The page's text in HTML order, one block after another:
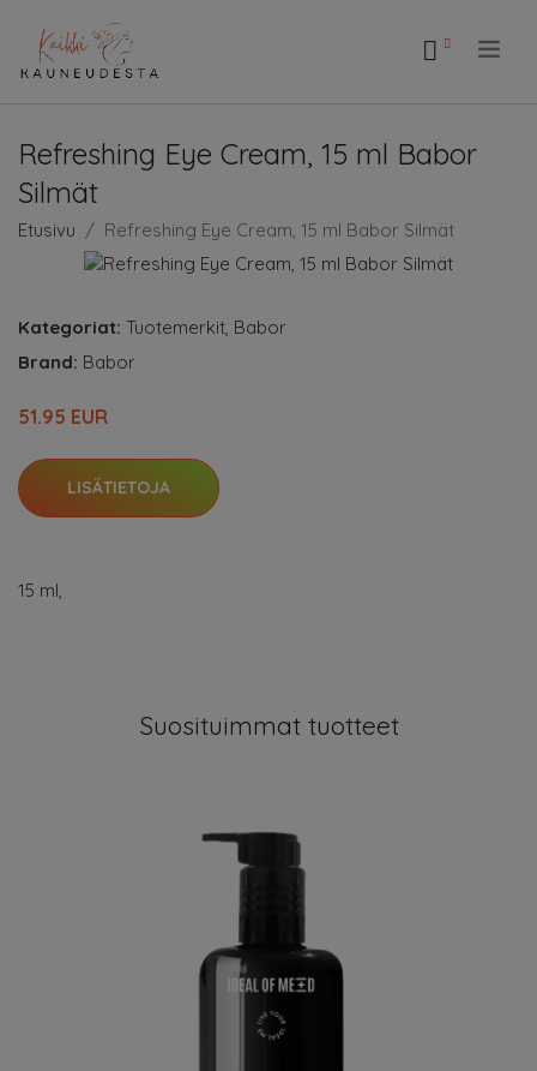
Refreshing Eye Cream, 15 ml Babor
Silmät
Etusivu Refreshing Eye Cream, 15 ml Babor Silmät
Kategoriat: Tuotemerkit Babor
Brand: Babor
51.95 EUR
LISÄTIETOJA
15 ml,
Suosituimmat tuotteet